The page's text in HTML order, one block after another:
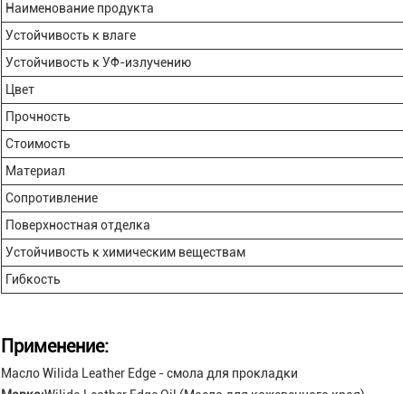
Наименование продукта
Устойчивость к влаге
Устойчивость к УФ-излучению
Цвет
Прочность
Стоимость
Материал
Сопротивление
Поверхностная отделка
Устойчивость к химическим веществам
Гибкость
Применение:
Масло Wilida Leather Edge - смола для прокладки